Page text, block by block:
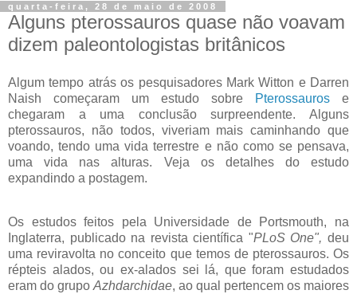
quarta-feira, 28 de maio de 2008
Alguns pterossauros quase não voavam
dizem paleontologistas britânicos
Algum tempo atrás os pesquisadores Mark Witton e Darren
Naish começaram um estudo sobre
Pterossauros e
chegaram a uma conclusão surpreendente. Alguns
pterossauros, não todos, viveriam mais caminhando que
voando, tendo uma vida terrestre e não como se pensava,
uma vida nas alturas. Veja os detalhes do estudo
expandindo a postagem.
Os estudos feitos pela Universidade de Portsmouth, na
Inglaterra, publicado na revista científica "PLoS One",deu
uma reviravolta no conceito que temos de pterossauros. Os
répteis alados, ou ex-alados sei lá, que foram estudados
eram do grupo Azhdarchidae, ao qual pertencem os maiores